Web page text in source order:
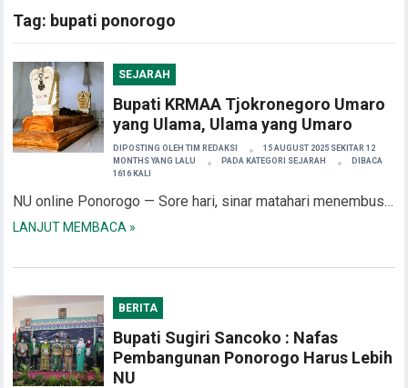
Tag: bupati ponorogo
SEJARAH
Bupati KRMAA Tjokronegoro Umaro
yang Ulama, Ulama yang Umaro
DIPOSTING OLEHTIM REDAKSI
15 AUGUST 2025 SEKITAR 12
MONTHS YANG LALU
PADA KATEGORI SEJARAH
DIBACA
1616 KALI
NU online Ponorogo — Sore hari, sinar matahari menembus…
LANJUT MEMBACA »
BERITA
Bupati Sugiri Sancoko : Nafas
Pembangunan Ponorogo Harus Lebih
NU